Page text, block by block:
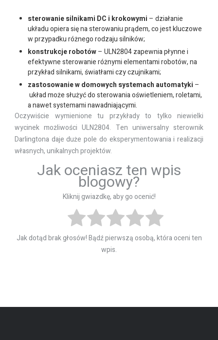
sterowanie silnikami DC i krokowymi – działanie
układu opiera się na sterowaniu prądem, co jest kluczowe
w przypadku różnego rodzaju silników;
konstrukcje robotów– ULN2804 zapewnia płynne i
efektywne sterowanie różnymi elementami robotów, na
przykład silnikami, światłami czy czujnikami;
zastosowanie w domowych systemach automatyki –
układ może służyć do sterowania oświetleniem, roletami,
a nawet systemami nawadniającymi.
Oczywiście wymienione tu przykłady to tylko niewielki
wycinek możliwości ULN2804. Ten uniwersalny sterownik
Darlingtona daje duże pole do eksperymentowania i realizacji
własnych, unikalnych projektów.
Jak oceniasz ten wpis
blogowy?
Kliknij gwiazdkę, aby go ocenić!
Jak dotąd brak głosów! Bądź pierwszą osobą, która oceni ten
wpis.